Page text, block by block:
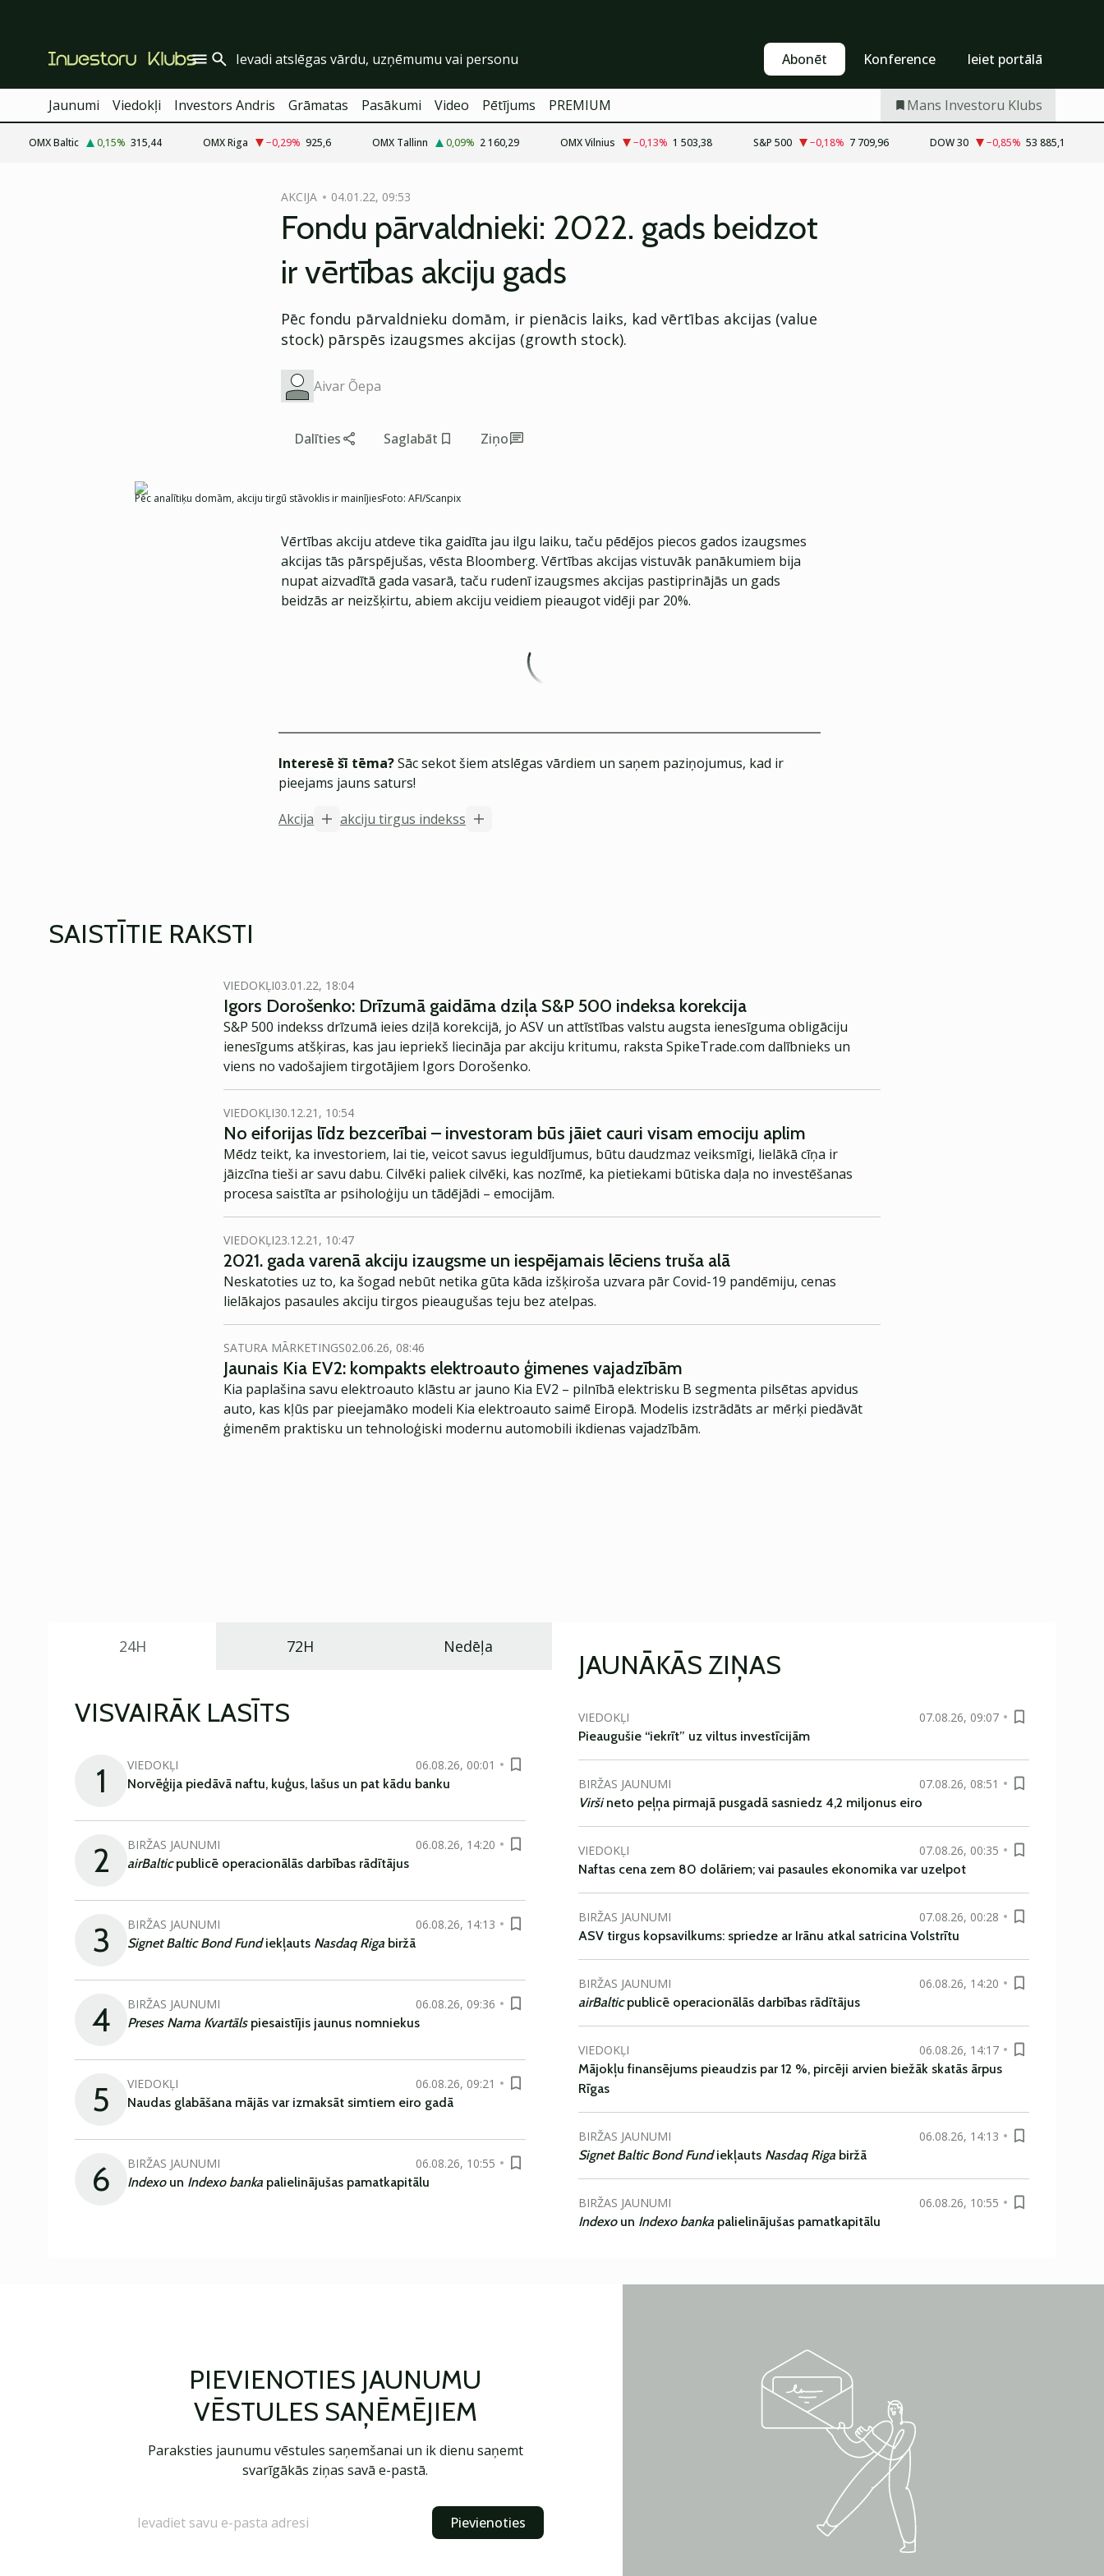
Abonēt Konference Ieiet portālā
Jaunumi Viedokļi Investors Andris Grāmatas Pasākumi Video Pētījums PREMIUM Mans Investoru Klubs
OMX Baltic 0,15% 315,44 OMX Riga −0,29% 925,6 OMX Tallinn 0,09% 2 160,29 OMX Vilnius −0,13% 1 503,38 S&P 500 −0,18% 7 709,96 DOW 30 −0,85% 53 885,1
AKCIJA 04.01.22, 09:53
Fondu pārvaldnieki: 2022. gads beidzot
ir vērtības akciju gads
Pēc fondu pārvaldnieku domām, ir pienācis laiks, kad vērtības akcijas (value
stock) pārspēs izaugsmes akcijas (growth stock).
Aivar Õepa
Dalīties Saglabāt Ziņo
Pēc analītiķu domām, akciju tirgū stāvoklis ir mainījiesFoto: AFI/Scanpix
Vērtības akciju atdeve tika gaidīta jau ilgu laiku, taču pēdējos piecos gados izaugsmes
akcijas tās pārspējušas, vēsta Bloomberg. Vērtības akcijas vistuvāk panākumiem bija
nupat aizvadītā gada vasarā, taču rudenī izaugsmes akcijas pastiprinājās un gads
beidzās ar neizšķirtu, abiem akciju veidiem pieaugot vidēji par 20%.
Interesē šī tēma?Sāc sekot šiem atslēgas vārdiem un saņem paziņojumus, kad ir
pieejams jauns saturs!
Akcija
akciju tirgus indekss
SAISTĪTIE RAKSTI
VIEDOKĻI03.01.22, 18:04
Igors Dorošenko: Drīzumā gaidāma dziļa S&P 500 indeksa korekcija
S&P 500 indekss drīzumā ieies dziļā korekcijā, jo ASV un attīstības valstu augsta ienesīguma obligāciju
ienesīgums atšķiras, kas jau iepriekš liecināja par akciju kritumu, raksta SpikeTrade.com dalībnieks un
viens no vadošajiem tirgotājiem Igors Dorošenko.
VIEDOKĻI30.12.21, 10:54
No eiforijas līdz bezcerībai – investoram būs jāiet cauri visam emociju aplim
Mēdz teikt, ka investoriem, lai tie, veicot savus ieguldījumus, būtu daudzmaz veiksmīgi, lielākā cīņa ir
jāizcīna tieši ar savu dabu. Cilvēki paliek cilvēki, kas nozīmē, ka pietiekami būtiska daļa no investēšanas
procesa saistīta ar psiholoģiju un tādējādi – emocijām.
VIEDOKĻI23.12.21, 10:47
2021. gada varenā akciju izaugsme un iespējamais lēciens truša alā
Neskatoties uz to, ka šogad nebūt netika gūta kāda izšķiroša uzvara pār Covid-19 pandēmiju, cenas
lielākajos pasaules akciju tirgos pieaugušas teju bez atelpas.
SATURA MĀRKETINGS02.06.26, 08:46
Jaunais Kia EV2: kompakts elektroauto ģimenes vajadzībām
Kia paplašina savu elektroauto klāstu ar jauno Kia EV2 – pilnībā elektrisku B segmenta pilsētas apvidus
auto, kas kļūs par pieejamāko modeli Kia elektroauto saimē Eiropā. Modelis izstrādāts ar mērķi piedāvāt
ģimenēm praktisku un tehnoloģiski modernu automobili ikdienas vajadzībām.
24H 72H Nedēļa
VISVAIRĀK LASĪTS
1 VIEDOKĻI
06.08.26, 00:01
Norvēģija piedāvā naftu, kuģus, lašus un pat kādu banku
2 BIRŽAS JAUNUMI
06.08.26, 14:20
airBalticpublicē operacionālās darbības rādītājus
3 BIRŽAS JAUNUMI
06.08.26, 14:13
Signet Baltic Bond Fundiekļauts Nasdaq Riga biržā
4 BIRŽAS JAUNUMI
06.08.26, 09:36
Preses Nama Kvartāls piesaistījis jaunus nomniekus
5 VIEDOKĻI
06.08.26, 09:21
Naudas glabāšana mājās var izmaksāt simtiem eiro gadā
6 BIRŽAS JAUNUMI
06.08.26, 10:55
Indexoun Indexo banka palielinājušas pamatkapitālu
JAUNĀKĀS ZIŅAS
VIEDOKĻI
07.08.26, 09:07
Pieaugušie “iekrīt” uz viltus investīcijām
BIRŽAS JAUNUMI
07.08.26, 08:51
Viršineto peļņa pirmajā pusgadā sasniedz 4,2 miljonus eiro
VIEDOKĻI
07.08.26, 00:35
Naftas cena zem 80 dolāriem; vai pasaules ekonomika var uzelpot
BIRŽAS JAUNUMI
07.08.26, 00:28
ASV tirgus kopsavilkums: spriedze ar Irānu atkal satricina Volstrītu
BIRŽAS JAUNUMI
06.08.26, 14:20
airBalticpublicē operacionālās darbības rādītājus
VIEDOKĻI
06.08.26, 14:17
Mājokļu finansējums pieaudzis par 12 %, pircēji arvien biežāk skatās ārpus
Rīgas
BIRŽAS JAUNUMI
06.08.26, 14:13
Signet Baltic Bond Fundiekļauts Nasdaq Riga biržā
BIRŽAS JAUNUMI
06.08.26, 10:55
Indexoun Indexo banka palielinājušas pamatkapitālu
PIEVIENOTIES JAUNUMU
VĒSTULES SAŅĒMĒJIEM
Paraksties jaunumu vēstules saņemšanai un ik dienu saņemt
svarīgākās ziņas savā e-pastā.
Pievienoties